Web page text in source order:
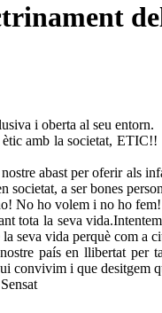
i oberta al seu entorn.
ètic amb la societat,
abast per oferir als
a ser bones
No ho volem i no ho
tota la seva
seva vida perquè com
país en llibertat per
convivim i que desitgem